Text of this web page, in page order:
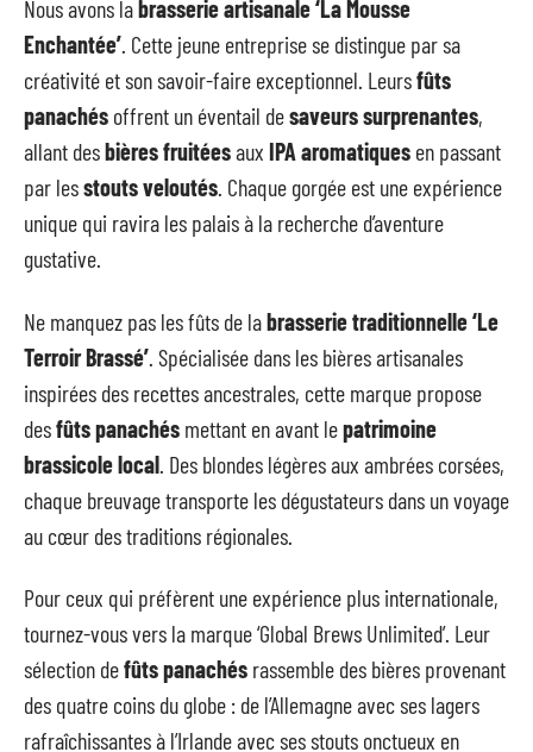
Nous avons labrasserie artisanale ‘La Mousse
Enchantée’. Cette jeune entreprise se distingue par sa
créativité et son savoir-faire exceptionnel. Leursfûts
panachés offrent un éventail desaveurs surprenantes,
allant desbières fruitéesaux IPA aromatiques en passant
par lesstouts veloutés. Chaque gorgée est une expérience
unique qui ravira les palais à la recherche d’aventure
gustative.
Ne manquez pas les fûts de labrasserie traditionnelle ‘Le
Terroir Brassé’ . Spécialisée dans les bières artisanales
inspirées des recettes ancestrales, cette marque propose
desfûts panachés mettant en avant lepatrimoine
brassicole local . Des blondes légères aux ambrées corsées,
chaque breuvage transporte les dégustateurs dans un voyage
au cœur des traditions régionales.
Pour ceux qui préfèrent une expérience plus internationale,
tournez-vous vers la marque ‘Global Brews Unlimited’. Leur
sélection defûts panachés rassemble des bières provenant
des quatre coins du globe : de l’Allemagne avec ses lagers
rafraîchissantes à l’Irlande avec ses stouts onctueux en